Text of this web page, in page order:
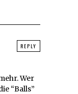
Wer
“Balls”
REPLY